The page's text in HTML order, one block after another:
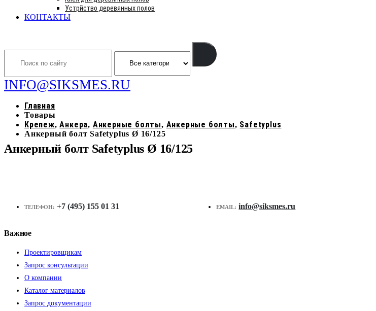
Устрйство деревянных полов
КОНТАКТЫ
INFO@SIKSMES.RU
Главная
Товары
Крепеж,Анкера, Анкерные болты, Анкерные болты, Safetyplus
Анкерный болт Safetyplus Ø 16/125
Анкерный болт Safetyplus Ø 16/125
ТЕЛЕФОН: +7 (495) 155 01 31 EMAIL: info@siksmes.ru
Важное
Проектировщикам
Запрос консультации
О компании
Каталог материалов
Запрос документации